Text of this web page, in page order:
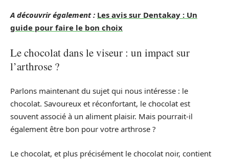
A découvrir également : Les avis sur Dentakay : Un
guide pour faire le bon choix
Le chocolat dans le viseur : un impact sur
l’arthrose ?
Parlons maintenant du sujet qui nous intéresse : le
chocolat. Savoureux et réconfortant, le chocolat est
souvent associé à un aliment plaisir. Mais pourrait-il
également être bon pour votre arthrose ?
Le chocolat, et plus précisément le chocolat noir, contient